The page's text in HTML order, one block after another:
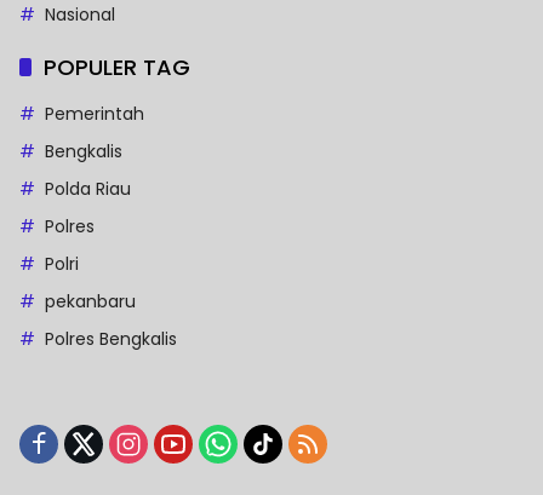
Nasional
POPULER TAG
Pemerintah
Bengkalis
Polda Riau
Polres
Polri
pekanbaru
Polres Bengkalis